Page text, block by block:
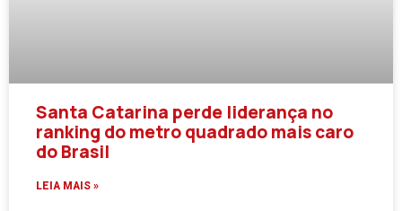
Santa Catarina perde liderança no
ranking do metro quadrado mais caro
do Brasil
LEIA MAIS »